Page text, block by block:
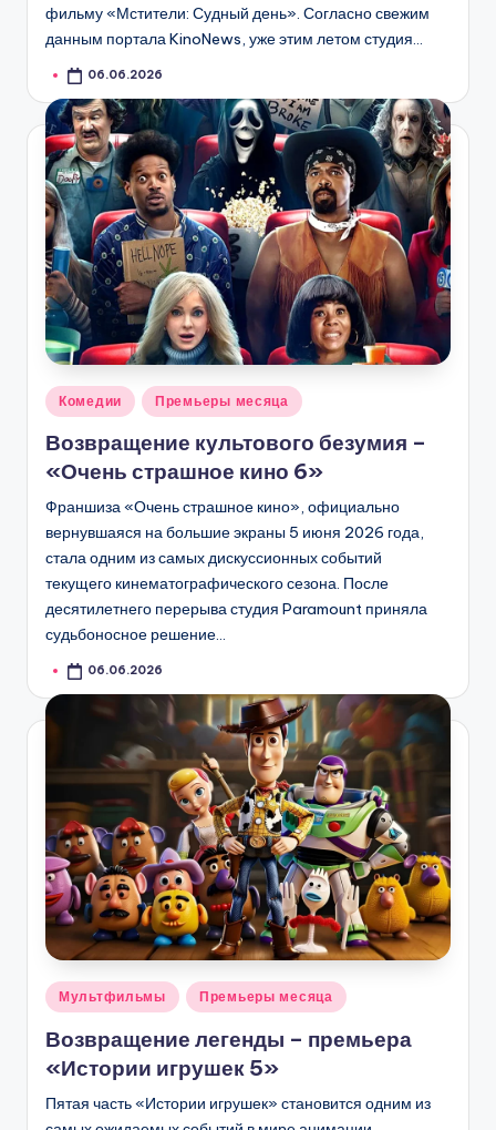
фильму «Мстители: Судный день». Согласно свежим
данным портала KinoNews, уже этим летом студия…
06.06.2026
Опубликовано
Комедии Премьеры месяца
Возвращение культового безумия –
«Очень страшное кино 6»
Франшиза «Очень страшное кино», официально
вернувшаяся на большие экраны 5 июня 2026 года,
стала одним из самых дискуссионных событий
текущего кинематографического сезона. После
десятилетнего перерыва студия Paramount приняла
судьбоносное решение…
06.06.2026
Опубликовано
Мультфильмы Премьеры месяца
Возвращение легенды – премьера
«Истории игрушек 5»
Пятая часть «Истории игрушек» становится одним из